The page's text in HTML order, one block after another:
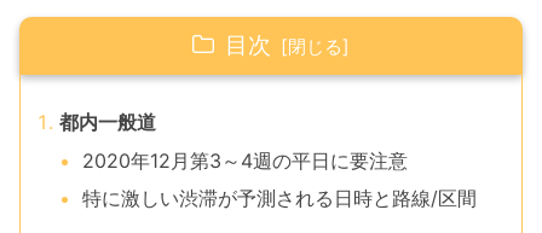
目次
都内一般道
2020年12月第3～4週の平日に要注意
特に激しい渋滞が予測される日時と路線/区間